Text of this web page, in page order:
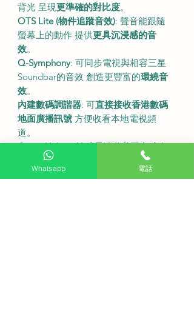
背光 呈現更準確的對比度。
OTS Lite (物件追蹤音效): 聲音能跟隨
螢幕上的動作 提供更具沉浸感的音
效。
Q-Symphony: 可同步電視與相容三星
Soundbar的音效 創造更豐富的環繞音
效。
內建數碼調諧器: 可直接接收香港數碼
地面廣播訊號 方便收看本地電視頻
道。
Game Hub: 一站式雲端遊戲平台 方便
串流遊戲。
Whatsapp 電話